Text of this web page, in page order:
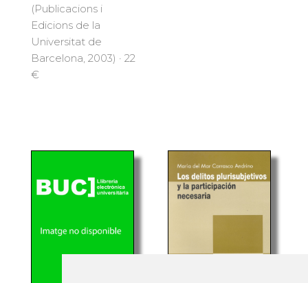
(Publicacions i
Edicions de la
Universitat de
Barcelona, 2003) · 22
€